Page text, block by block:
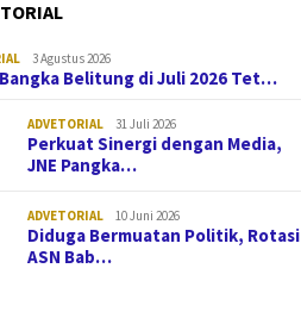
3 Agustus 2026
Belitung di Juli 2026 Tet…
ADVETORIAL 31 Juli 2026
Perkuat Sinergi dengan Media,
JNE Pangka…
ADVETORIAL 10 Juni 2026
Diduga Bermuatan Politik, Rotasi
ASN Bab…